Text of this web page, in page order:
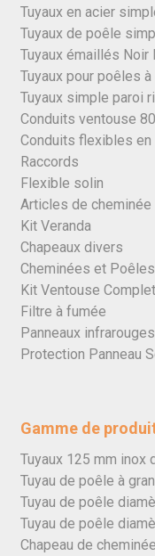
Tuyaux en acier
Tuyaux de poêle
Tuyaux émaillés Noir
Tuyaux pour poêles
Tuyaux simple paroi
Conduits ventouse
Conduits flexibles en
Raccords
Flexible solin
Articles de cheminée
Kit Veranda
Chapeaux divers
Cheminées et Poêles
Kit Ventouse Complet
Filtre à fumée
Panneaux infrarouges
Protection Panneau
Gamme de
Tuyaux 125 mm inox
Tuyau de poêle à
Tuyau de poêle
Tuyau de poêle
Chapeau de